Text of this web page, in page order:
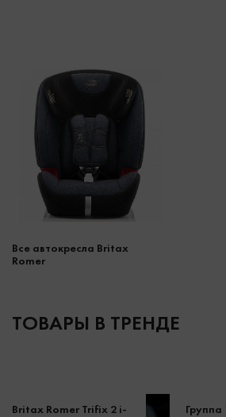
Все автокресла Britax
Romer
ТОВАРЫ В ТРЕНДЕ
Britax Romer Trifix 2 i-
Группа